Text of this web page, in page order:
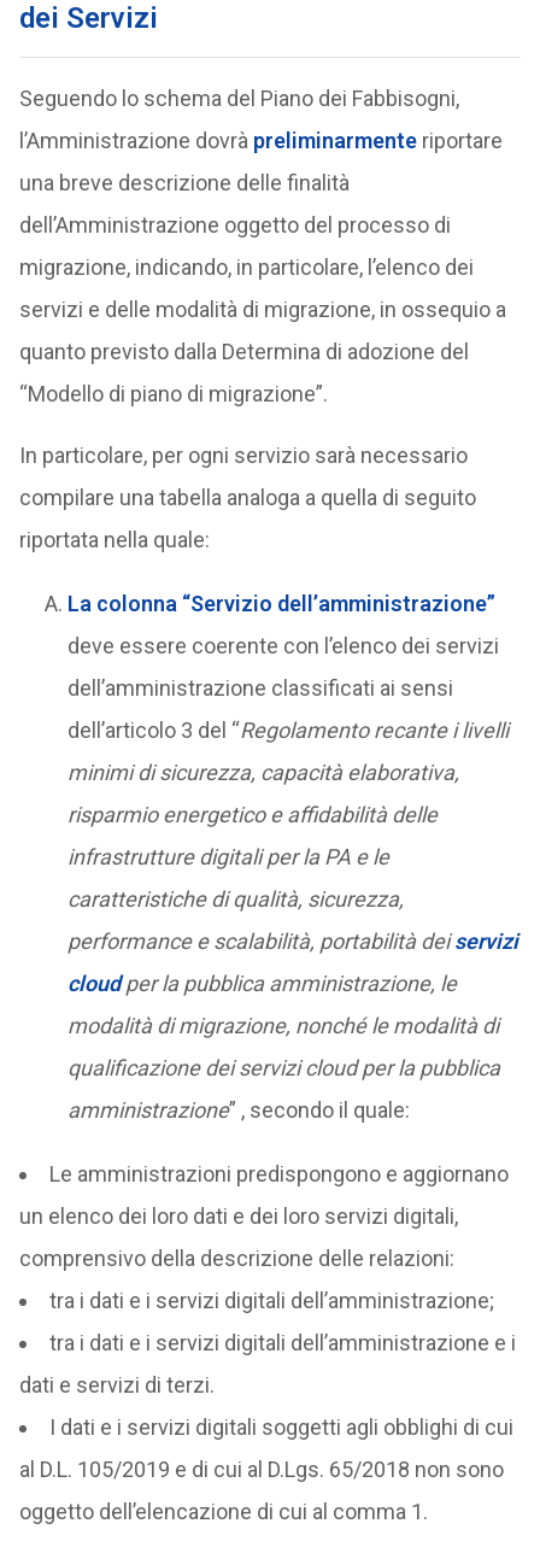
dei Servizi
Seguendo lo schema del Piano dei Fabbisogni,
l’Amministrazione dovrà preliminarmente riportare
una breve descrizione delle finalità
dell’Amministrazione oggetto del processo di
migrazione, indicando, in particolare, l’elenco dei
servizi e delle modalità di migrazione, in ossequio a
quanto previsto dalla Determina di adozione del
“Modello di piano di migrazione”.
In particolare, per ogni servizio sarà necessario
compilare una tabella analoga a quella di seguito
riportata nella quale:
La colonna “Servizio dell’amministrazione”
deve essere coerente con l’elenco dei servizi
dell’amministrazione classificati ai sensi
dell’articolo 3 del “Regolamento recante i livelli
minimi di sicurezza, capacità elaborativa,
risparmio energetico e affidabilità delle
infrastrutture digitali per la PA e le
caratteristiche di qualità, sicurezza,
performance e scalabilità, portabilità deiservizi
cloudper la pubblica amministrazione, le
modalità di migrazione, nonché le modalità di
qualificazione dei servizi cloud per la pubblica
amministrazione” , secondo il quale:
Le amministrazioni predispongono e aggiornano
un elenco dei loro dati e dei loro servizi digitali,
comprensivo della descrizione delle relazioni:
tra i dati e i servizi digitali dell’amministrazione;
tra i dati e i servizi digitali dell’amministrazione e i
dati e servizi di terzi.
I dati e i servizi digitali soggetti agli obblighi di cui
al D.L. 105/2019 e di cui al D.Lgs. 65/2018 non sono
oggetto dell’elencazione di cui al comma 1.